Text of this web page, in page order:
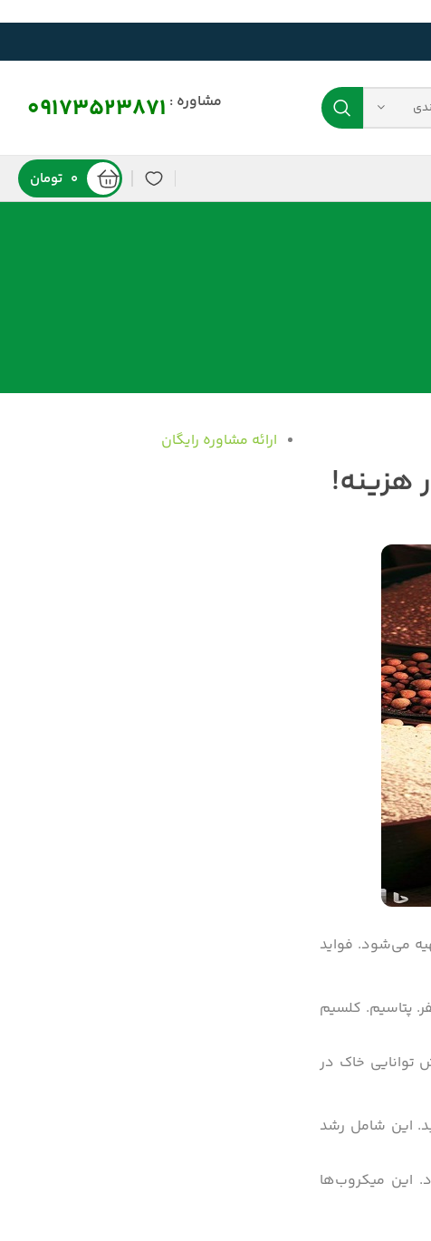
مشاوره : 09173523871
0 تومان
می‌شود. فواید
پتاسیم. کلسیم
توانایی خاک در
این شامل رشد
این میکروب‌ها
ارائه مشاوره رایگان